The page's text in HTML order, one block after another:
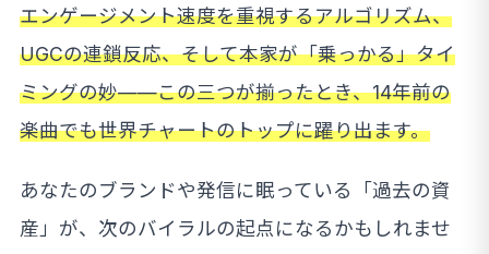
エンゲージメント速度を重視するアルゴリズム、
UGCの連鎖反応、そして本家が「乗っかる」タイ
ミングの妙——この三つが揃ったとき、14年前の
楽曲でも世界チャートのトップに躍り出ます。
あなたのブランドや発信に眠っている「過去の資
産」が、次のバイラルの起点になるかもしれませ